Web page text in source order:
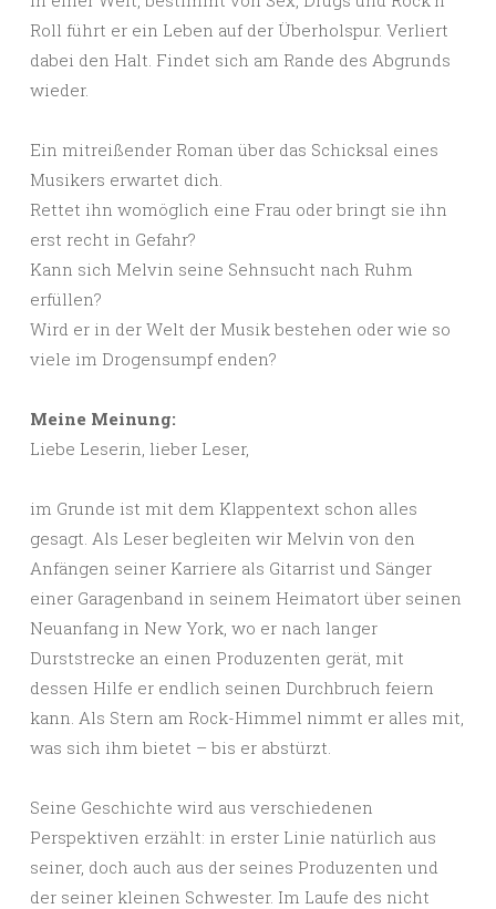
Roll führt er ein Leben auf der Überholspur. Verliert
dabei den Halt. Findet sich am Rande des Abgrunds
wieder.
Ein mitreißender Roman über das Schicksal eines
Musikers erwartet dich.
Rettet ihn womöglich eine Frau oder bringt sie ihn
erst recht in Gefahr?
Kann sich Melvin seine Sehnsucht nach Ruhm
erfüllen?
Wird er in der Welt der Musik bestehen oder wie so
viele im Drogensumpf enden?
Meine Meinung:
Liebe Leserin, lieber Leser,
im Grunde ist mit dem Klappentext schon alles
gesagt. Als Leser begleiten wir Melvin von den
Anfängen seiner Karriere als Gitarrist und Sänger
einer Garagenband in seinem Heimatort über seinen
Neuanfang in New York, wo er nach langer
Durststrecke an einen Produzenten gerät, mit
dessen Hilfe er endlich seinen Durchbruch feiern
kann. Als Stern am Rock-Himmel nimmt er alles mit,
was sich ihm bietet – bis er abstürzt.
Seine Geschichte wird aus verschiedenen
Perspektiven erzählt: in erster Linie natürlich aus
seiner, doch auch aus der seines Produzenten und
der seiner kleinen Schwester. Im Laufe des nicht